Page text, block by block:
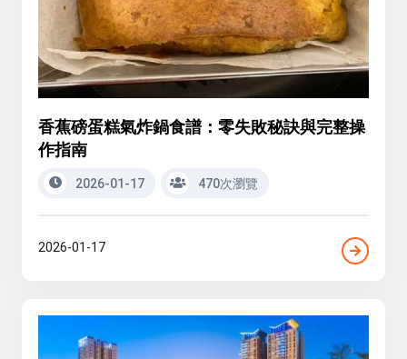
香蕉磅蛋糕氣炸鍋食譜：零失敗秘訣與完整操
作指南
2026-01-17 470次瀏覽
2026-01-17